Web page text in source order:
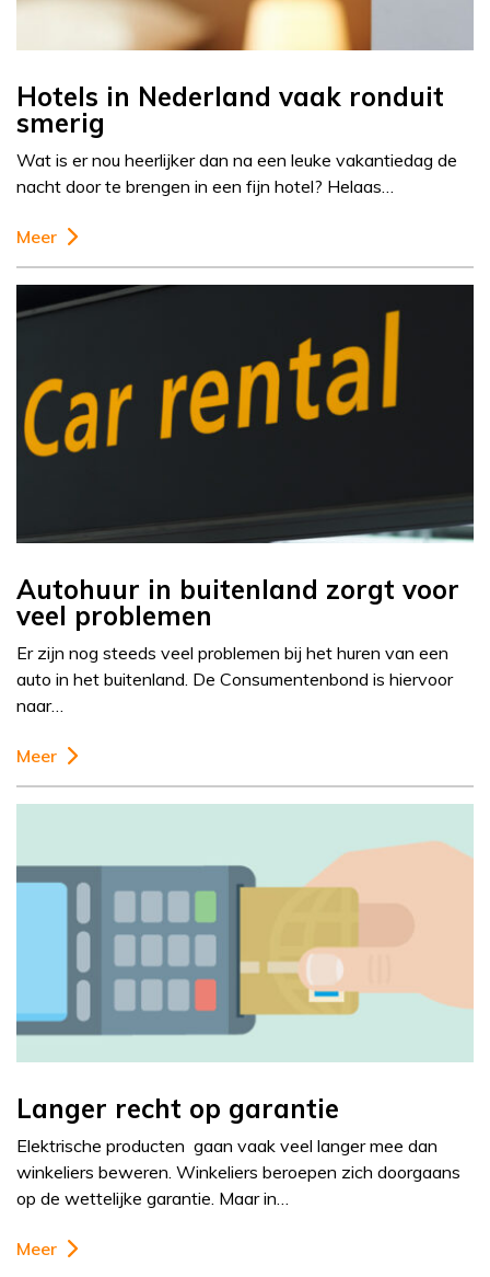
Hotels in Nederland vaak ronduit
smerig
Wat is er nou heerlijker dan na een leuke vakantiedag de
nacht door te brengen in een fijn hotel? Helaas…
Meer
Autohuur in buitenland zorgt voor
veel problemen
Er zijn nog steeds veel problemen bij het huren van een
auto in het buitenland. De Consumentenbond is hiervoor
naar…
Meer
Langer recht op garantie
Elektrische producten gaan vaak veel langer mee dan
winkeliers beweren. Winkeliers beroepen zich doorgaans
op de wettelijke garantie. Maar in…
Meer